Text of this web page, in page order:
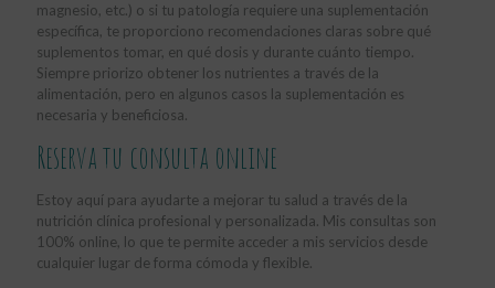
magnesio, etc.) o si tu patología requiere una suplementación
específica, te proporciono recomendaciones claras sobre qué
suplementos tomar, en qué dosis y durante cuánto tiempo.
Siempre priorizo obtener los nutrientes a través de la
alimentación, pero en algunos casos la suplementación es
necesaria y beneficiosa.
Reserva tu consulta online
Estoy aquí para ayudarte a mejorar tu salud a través de la
nutrición clínica profesional y personalizada. Mis consultas son
100% online, lo que te permite acceder a mis servicios desde
cualquier lugar de forma cómoda y flexible.